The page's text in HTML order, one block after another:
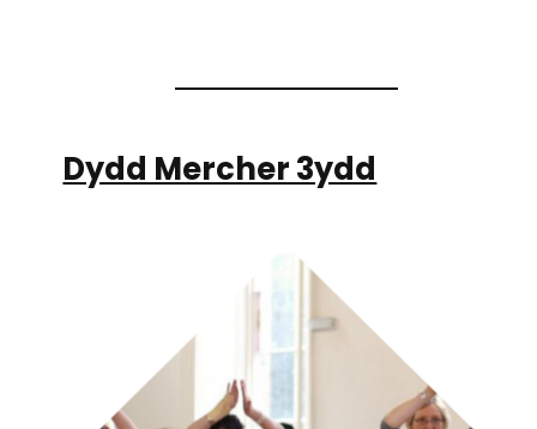
Dydd Mercher 3ydd